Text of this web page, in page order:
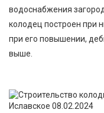
водоснабжения
колодец построен при
при его повышении,
выше.